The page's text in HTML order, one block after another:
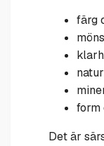
färg
form
Det är